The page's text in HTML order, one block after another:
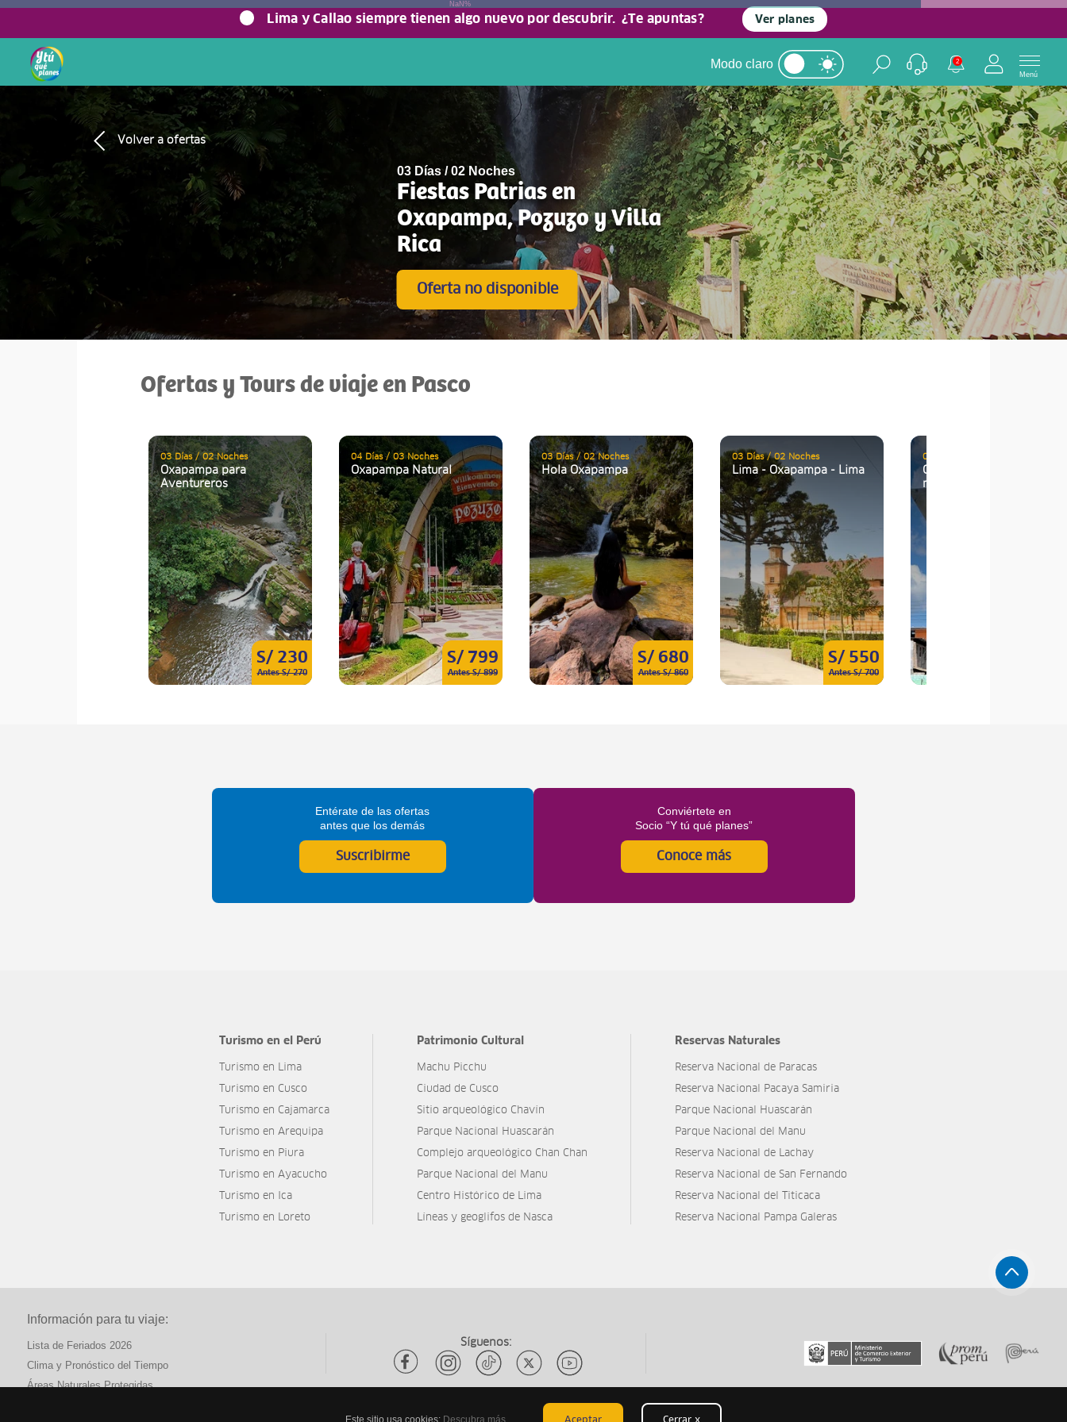
Lima y Callao siempre tienen algo nuevo por descubrir. ¿Te apuntas? Ver planes
Modo claro 2
Menú
NaN%
Volver a ofertas
03 Días / 02 Noches
Fiestas Patrias en
Oxapampa, Pozuzo y Villa
Rica
Oferta no disponible
Ofertas y Tours de viaje en Pasco
S/ 230
Antes S/ 270
03 Días / 02 Noches
Oxapampa para
Aventureros
S/ 799
Antes S/ 899
04 Días / 03 Noches
Oxapampa Natural
S/ 680
Antes S/ 860
03 Días / 02 Noches
Hola Oxapampa
S/ 550
Antes S/ 700
03 Días / 02 Noches
Lima - Oxapampa - Lima
04 Días / 03 Noches
Oxapampa: Encanto
natural y cultural
Entérate de las ofertas
antes que los demás
Suscribirme
Conviértete en
Socio “Y tú qué planes”
Conoce más
Turismo en el Perú
Turismo en Lima
Turismo en Cusco
Turismo en Cajamarca
Turismo en Arequipa
Turismo en Piura
Turismo en Ayacucho
Turismo en Ica
Turismo en Loreto
Patrimonio Cultural
Machu Picchu
Ciudad de Cusco
Sitio arqueológico Chavín
Parque Nacional Huascarán
Complejo arqueológico Chan Chan
Parque Nacional del Manu
Centro Histórico de Lima
Líneas y geoglifos de Nasca
Reservas Naturales
Reserva Nacional de Paracas
Reserva Nacional Pacaya Samiria
Parque Nacional Huascarán
Parque Nacional del Manu
Reserva Nacional de Lachay
Reserva Nacional de San Fernando
Reserva Nacional del Titicaca
Reserva Nacional Pampa Galeras
Información para tu viaje:
Lista de Feriados 2026
Clima y Pronóstico del Tiempo
Áreas Naturales Protegidas
Síguenos:
Este sitio usa cookies: Descubra más